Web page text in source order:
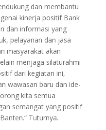
dan membantu
kinerja positif Bank
dan informasi yang
pelayanan dan jasa
masyarakat akan
menjaga silaturahmi
dari kegiatan ini,
wawasan baru dan ide-
kita semua
semangat yang positif
Tuturnya.